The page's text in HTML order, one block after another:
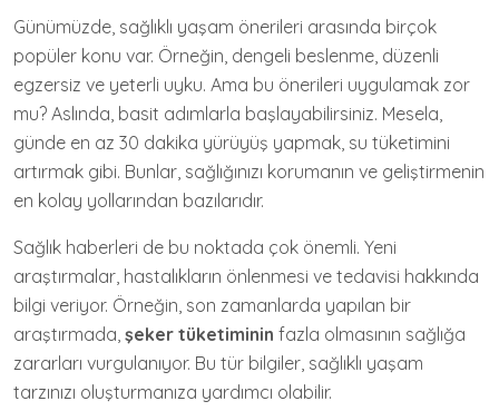
Günümüzde, sağlıklı yaşam önerileri arasında birçok
popüler konu var. Örneğin, dengeli beslenme, düzenli
egzersiz ve yeterli uyku. Ama bu önerileri uygulamak zor
mu? Aslında, basit adımlarla başlayabilirsiniz. Mesela,
günde en az 30 dakika yürüyüş yapmak, su tüketimini
artırmak gibi. Bunlar, sağlığınızı korumanın ve geliştirmenin
en kolay yollarından bazılarıdır.
Sağlık haberleri de bu noktada çok önemli. Yeni
araştırmalar, hastalıkların önlenmesi ve tedavisi hakkında
bilgi veriyor. Örneğin, son zamanlarda yapılan bir
araştırmada, şeker tüketiminin fazla olmasının sağlığa
zararları vurgulanıyor. Bu tür bilgiler, sağlıklı yaşam
tarzınızı oluşturmanıza yardımcı olabilir.